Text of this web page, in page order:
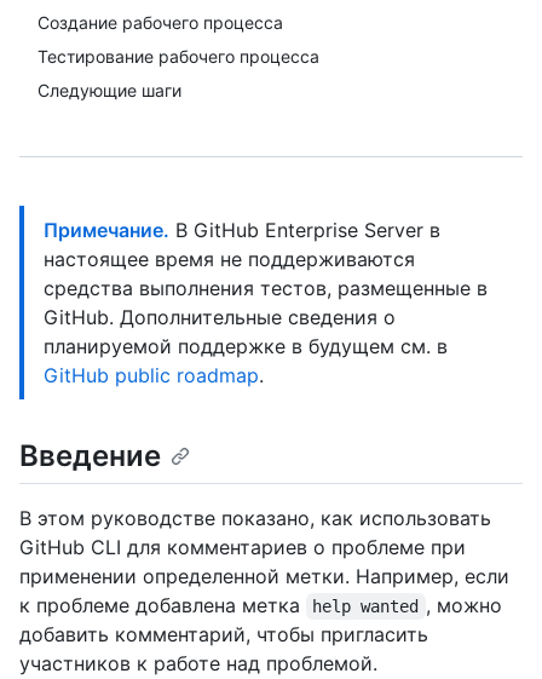
Создание рабочего процесса
Тестирование рабочего процесса
Следующие шаги
Примечание. В GitHub Enterprise Server в
настоящее время не поддерживаются
средства выполнения тестов, размещенные в
GitHub. Дополнительные сведения о
планируемой поддержке в будущем см. в
GitHub public roadmap.
Введение
В этом руководстве показано, как использовать
GitHub CLI для комментариев о проблеме при
применении определенной метки. Например, если
к проблеме добавлена метка
help wanted , можно
добавить комментарий, чтобы пригласить
участников к работе над проблемой.